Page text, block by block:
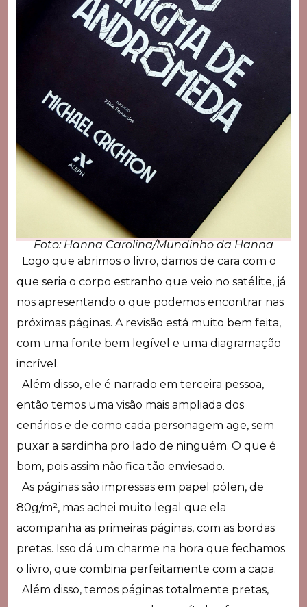
Foto: Hanna Carolina/Mundinho da Hanna
Logo que abrimos o livro, damos de cara com o
que seria o corpo estranho que veio no satélite, já
nos apresentando o que podemos encontrar nas
próximas páginas. A revisão está muito bem feita,
com uma fonte bem legível e uma diagramação
incrível.
Além disso, ele é narrado em terceira pessoa,
então temos uma visão mais ampliada dos
cenários e de como cada personagem age, sem
puxar a sardinha pro lado de ninguém. O que é
bom, pois assim não fica tão enviesado.
As páginas são impressas em papel pólen, de
80g/m², mas achei muito legal que ela
acompanha as primeiras páginas, com as bordas
pretas. Isso dá um charme na hora que fechamos
o livro, que combina perfeitamente com a capa.
Além disso, temos páginas totalmente pretas,